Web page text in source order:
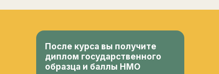
После курса вы получите
диплом государственного
образца и баллы НМО